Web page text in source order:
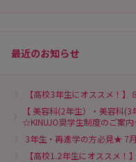
最近のお知らせ
【高校3年生にオススメ！
【 美容科(2年生）・美容科
☆KINUJO奨学生制度のご案
3年生・再進学の方必見★ 7
【高校1.2年生にオススメ